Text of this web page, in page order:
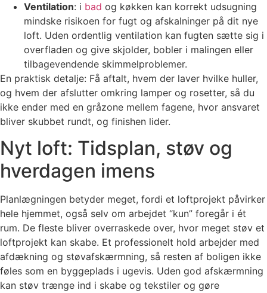
Ventilation: i bad og køkken kan korrekt udsugning
mindske risikoen for fugt og afskalninger på dit nye
loft. Uden ordentlig ventilation kan fugten sætte sig i
overfladen og give skjolder, bobler i malingen eller
tilbagevendende skimmelproblemer.
En praktisk detalje: Få aftalt, hvem der laver hvilke huller,
og hvem der afslutter omkring lamper og rosetter, så du
ikke ender med en gråzone mellem fagene, hvor ansvaret
bliver skubbet rundt, og finishen lider.
Nyt loft: Tidsplan, støv og
hverdagen imens
Planlægningen betyder meget, fordi et loftprojekt påvirker
hele hjemmet, også selv om arbejdet “kun” foregår i ét
rum. De fleste bliver overraskede over, hvor meget støv et
loftprojekt kan skabe. Et professionelt hold arbejder med
afdækning og støvafskærmning, så resten af boligen ikke
føles som en byggeplads i ugevis. Uden god afskærmning
kan støv trænge ind i skabe og tekstiler og gøre